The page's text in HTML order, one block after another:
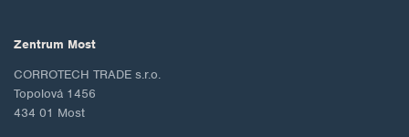
Zentrum Most
CORROTECH TRADE s.r.o.
Topolová 1456
434 01 Most